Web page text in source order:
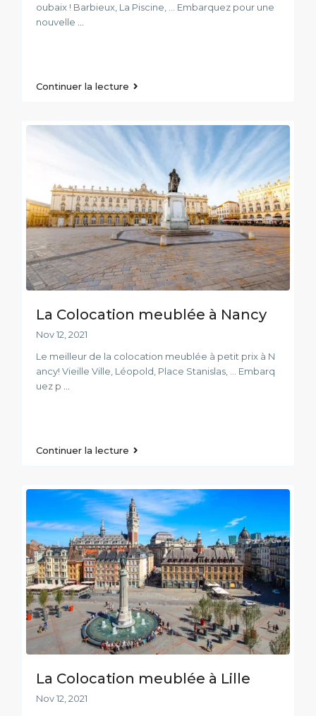
oubaix ! Barbieux, La Piscine, ... Embarquez pour une
nouvelle
Continuer la lecture
La Colocation meublée à Nancy
Nov 12, 2021
Le meilleur de la colocation meublée à petit prix à N
ancy! Vieille Ville, Léopold, Place Stanislas, ... Embarq
uez p
Continuer la lecture
La Colocation meublée à Lille
Nov 12, 2021